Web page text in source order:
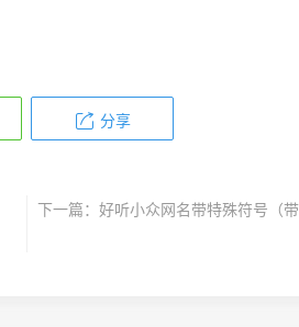
分享
下一篇： 好听小众网名带特殊符号（